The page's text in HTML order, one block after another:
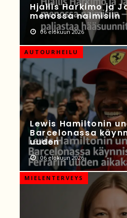
Hjallis Harkimo ja
menossa naimisiin
06 elokuun 2026
AUTOURHEILU
Lewis Hamiltonin
Barcelonassa
uuden
06 elokuun 2026
MIELENTERVEYS